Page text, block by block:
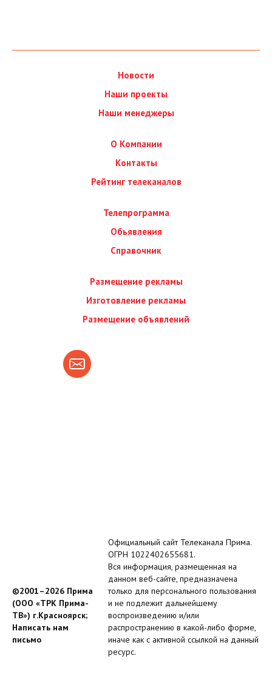
Новости
Наши проекты
Наши менеджеры
О Компании
Контакты
Рейтинг телеканалов
Телепрограмма
Обьявления
Справочник
Размещение рекламы
Изготовление рекламы
Размещение объявлений
©2001–2026 Прима
(ООО «ТРК Прима-
ТВ») г.Красноярск;
Написать нам
письмо
Официальный сайт Телеканала Прима.
ОГРН 1022402655681.
Вся информация, размещенная на
данном веб-сайте, предназначена
только для персонального пользования
и не подлежит дальнейшему
воспроизведению и/или
распространению в какой-либо форме,
иначе как с активной ссылкой на данный
ресурс.